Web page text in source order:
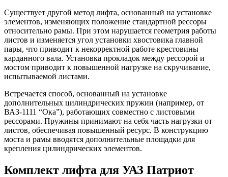
Существует другой метод лифта, основанный на установке
элементов, изменяющих положение стандартной рессоры
относительно рамы. При этом нарушается геометрия работы
листов и изменяется угол установки хвостовика главной
пары, что приводит к некорректной работе крестовины
карданного вала. Установка прокладок между рессорой и
мостом приводит к повышенной нагрузке на скручивание,
испытываемой листами.
Встречается способ, основанный на установке
дополнительных цилиндрических пружин (например, от
ВАЗ-1111 “Ока”), работающих совместно с листовыми
рессорами. Пружины принимают на себя часть нагрузки от
листов, обеспечивая повышенный ресурс. В конструкцию
моста и рамы вводятся дополнительные площадки для
крепления цилиндрических элементов.
Комплект лифта для УАЗ Патриот